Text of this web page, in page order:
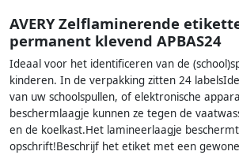
AVERY Zelflaminerende
permanent klevend APBAS24
Ideaal voor het identificeren van de
kinderen. In de verpakking zitten 24
van uw schoolspullen, of elektronische
beschermlaagje kunnen ze tegen de
en de koelkast.Het lamineerlaagje
opschrift!Beschrijf het etiket met een